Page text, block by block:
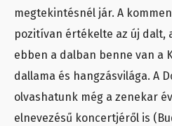
megtekintésnél jár. A
pozitívan értékelte az új dalt,
ebben a dalban benne van a
dallama és hangzásvilága. A
olvashatunk még a zenekar
elnevezésű koncertjéről is